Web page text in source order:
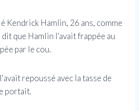
Kendrick Hamlin, 26 ans, comme
dit que Hamlin l'avait frappée au
par le cou.
repoussé avec la tasse de
portait.